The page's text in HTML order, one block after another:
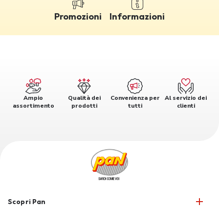
Promozioni Informazioni
Ampio
assortimento
Qualità dei
prodotti
Convenienza per
tutti
Al servizio dei
clienti
Scopri Pan